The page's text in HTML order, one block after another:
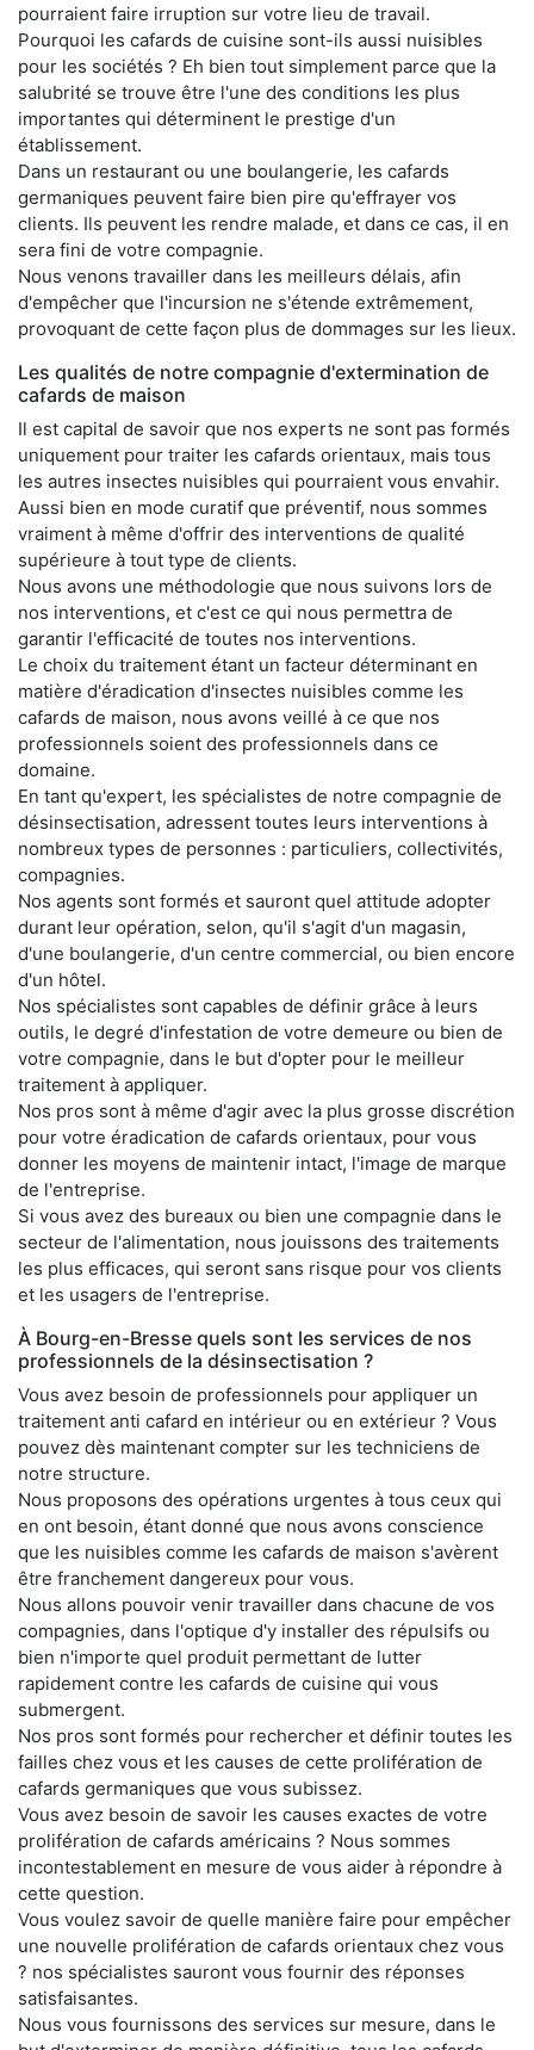
pourraient faire irruption sur votre lieu de travail.
Pourquoi les cafards de cuisine sont-ils aussi nuisibles
pour les sociétés ? Eh bien tout simplement parce que la
salubrité se trouve être l'une des conditions les plus
importantes qui déterminent le prestige d'un
établissement.
Dans un restaurant ou une boulangerie, les cafards
germaniques peuvent faire bien pire qu'effrayer vos
clients. Ils peuvent les rendre malade, et dans ce cas, il en
sera fini de votre compagnie.
Nous venons travailler dans les meilleurs délais, afin
d'empêcher que l'incursion ne s'étende extrêmement,
provoquant de cette façon plus de dommages sur les lieux.
Les qualités de notre compagnie d'extermination de
cafards de maison
Il est capital de savoir que nos experts ne sont pas formés
uniquement pour traiter les cafards orientaux, mais tous
les autres insectes nuisibles qui pourraient vous envahir.
Aussi bien en mode curatif que préventif, nous sommes
vraiment à même d'offrir des interventions de qualité
supérieure à tout type de clients.
Nous avons une méthodologie que nous suivons lors de
nos interventions, et c'est ce qui nous permettra de
garantir l'efficacité de toutes nos interventions.
Le choix du traitement étant un facteur déterminant en
matière d'éradication d'insectes nuisibles comme les
cafards de maison, nous avons veillé à ce que nos
professionnels soient des professionnels dans ce
domaine.
En tant qu'expert, les spécialistes de notre compagnie de
désinsectisation, adressent toutes leurs interventions à
nombreux types de personnes : particuliers, collectivités,
compagnies.
Nos agents sont formés et sauront quel attitude adopter
durant leur opération, selon, qu'il s'agit d'un magasin,
d'une boulangerie, d'un centre commercial, ou bien encore
d'un hôtel.
Nos spécialistes sont capables de définir grâce à leurs
outils, le degré d'infestation de votre demeure ou bien de
votre compagnie, dans le but d'opter pour le meilleur
traitement à appliquer.
Nos pros sont à même d'agir avec la plus grosse discrétion
pour votre éradication de cafards orientaux, pour vous
donner les moyens de maintenir intact, l'image de marque
de l'entreprise.
Si vous avez des bureaux ou bien une compagnie dans le
secteur de l'alimentation, nous jouissons des traitements
les plus efficaces, qui seront sans risque pour vos clients
et les usagers de l'entreprise.
À Bourg-en-Bresse quels sont les services de nos
professionnels de la désinsectisation ?
Vous avez besoin de professionnels pour appliquer un
traitement anti cafard en intérieur ou en extérieur ? Vous
pouvez dès maintenant compter sur les techniciens de
notre structure.
Nous proposons des opérations urgentes à tous ceux qui
en ont besoin, étant donné que nous avons conscience
que les nuisibles comme les cafards de maison s'avèrent
être franchement dangereux pour vous.
Nous allons pouvoir venir travailler dans chacune de vos
compagnies, dans l'optique d'y installer des répulsifs ou
bien n'importe quel produit permettant de lutter
rapidement contre les cafards de cuisine qui vous
submergent.
Nos pros sont formés pour rechercher et définir toutes les
failles chez vous et les causes de cette prolifération de
cafards germaniques que vous subissez.
Vous avez besoin de savoir les causes exactes de votre
prolifération de cafards américains ? Nous sommes
incontestablement en mesure de vous aider à répondre à
cette question.
Vous voulez savoir de quelle manière faire pour empêcher
une nouvelle prolifération de cafards orientaux chez vous
? nos spécialistes sauront vous fournir des réponses
satisfaisantes.
Nous vous fournissons des services sur mesure, dans le